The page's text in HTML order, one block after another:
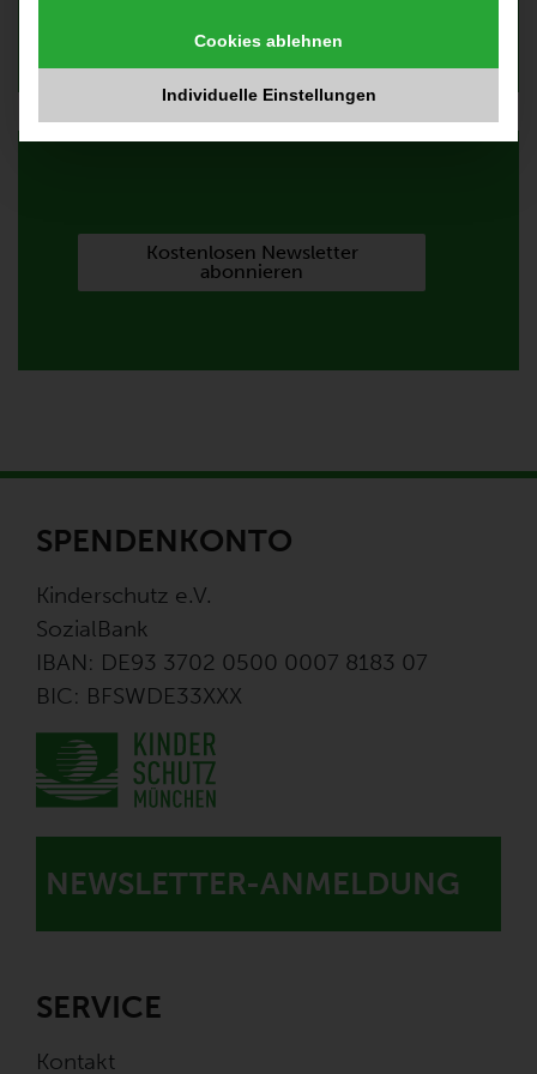
Kostenlosen Newsletter
abonnieren
SPENDENKONTO
Kinderschutz e.V.
SozialBank
IBAN: DE93 3702 0500 0007 8183 07
BIC: BFSWDE33XXX
NEWSLETTER-ANMELDUNG
SERVICE
Kontakt
Cookies ablehnen
Individuelle Einstellungen